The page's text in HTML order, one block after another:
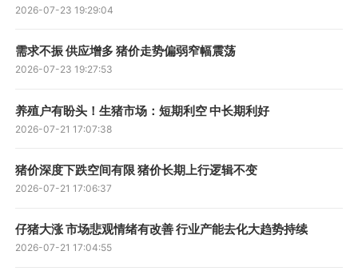
2026-07-23 19:29:04
需求不振 供应增多 猪价走势偏弱窄幅震荡
2026-07-23 19:27:53
养殖户有盼头！生猪市场：短期利空 中长期利好
2026-07-21 17:07:38
猪价深度下跌空间有限 猪价长期上行逻辑不变
2026-07-21 17:06:37
仔猪大涨 市场悲观情绪有改善 行业产能去化大趋势持续
2026-07-21 17:04:55